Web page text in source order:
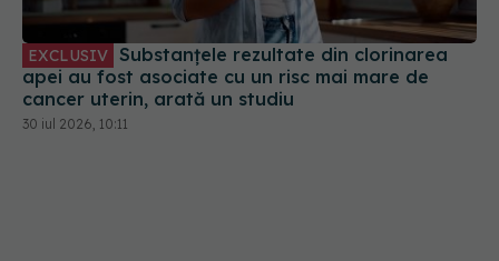
30 iul 2026, 10:11